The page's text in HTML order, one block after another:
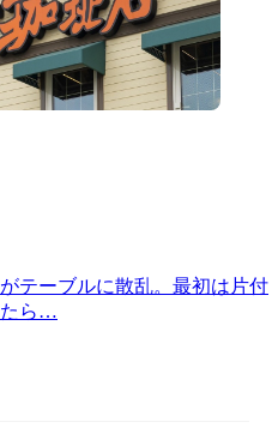
テーブルに散乱。最初は片付
たら…